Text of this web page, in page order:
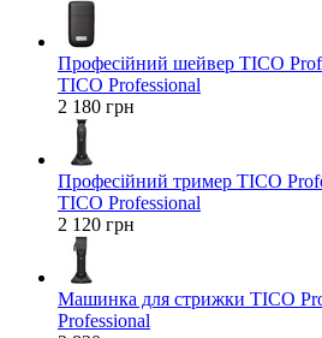
Професійний шейвер TICO
TICO Professional
2 180 грн
Професійний тример TICO
TICO Professional
2 120 грн
Машинка для стрижки TICO
Professional